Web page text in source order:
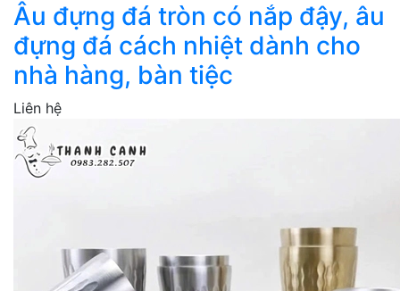
Âu đựng đá tròn có nắp đậy, âu
đựng đá cách nhiệt dành cho
nhà hàng, bàn tiệc
Liên hệ